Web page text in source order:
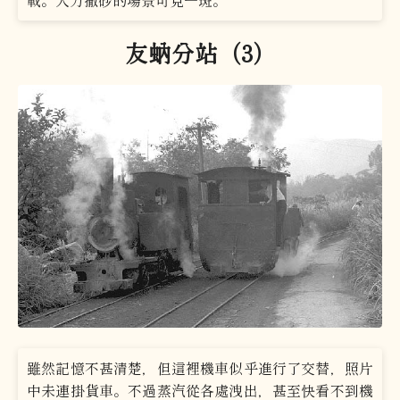
友蚋分站（3）
雖然記憶不甚清楚，但這裡機車似乎進行了交替，照片
中未連掛貨車。不過蒸汽從各處洩出，甚至快看不到機